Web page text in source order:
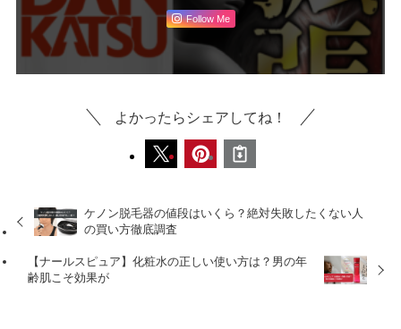
Follow Me
よかったらシェアしてね！
ケノン脱毛器の値段はいくら？絶対失敗したくない人
の買い方徹底調査
【ナールスピュア】化粧水の正しい使い方は？男の年
齢肌こそ効果が